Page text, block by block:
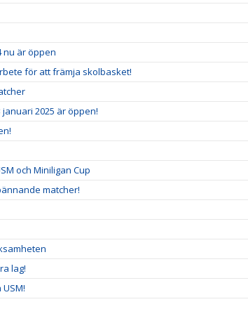
nu är öppen
för att främja skolbasket!
januari 2025 är öppen!
och Miniligan Cup
matcher!
lag!